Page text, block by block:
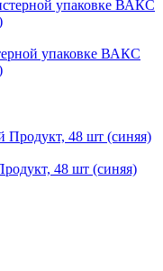
упаковке ВАКС
48 шт (синяя)